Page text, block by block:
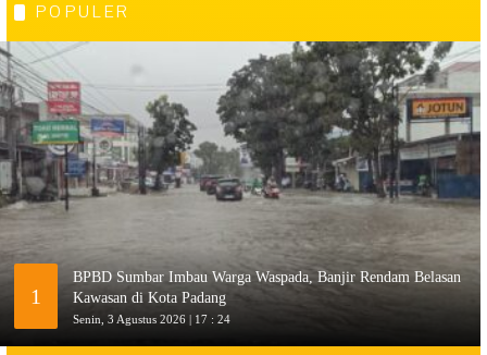
POPULER
1
BPBD Sumbar Imbau Warga Waspada, Banjir Rendam Belasan
Kawasan di Kota Padang
Senin, 3 Agustus 2026 | 17 : 24